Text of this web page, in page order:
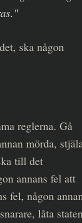
ska någon
reglerna. Gå
mörda,
till det
annans fel att
fel, någon
låta